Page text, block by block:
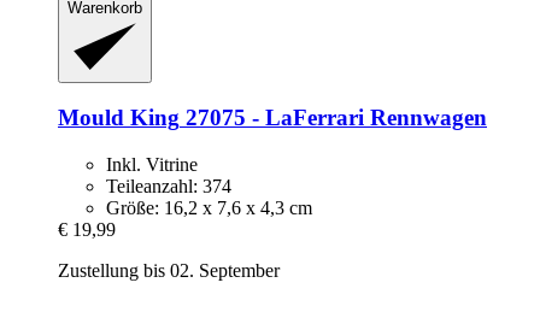
Warenkorb
Mould King 27075 -​ LaFerrari Rennwagen
Inkl. Vitrine
Teileanzahl: 374
Größe: 16,2 x 7,6 x 4,3 cm
€ 19,99
Zustellung bis 02. September